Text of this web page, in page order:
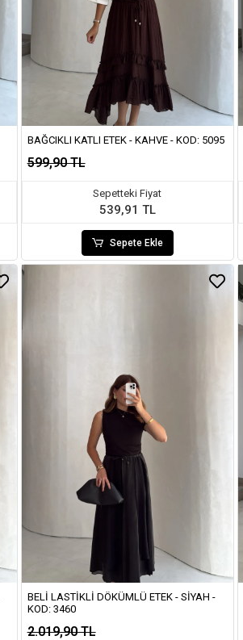
BAĞCIKLI KATLI ETEK - KAHVE - KOD: 5095
599,90 TL
Sepetteki Fiyat
539,91 TL
Sepete Ekle
BELI LASTIKLI DÖKÜMLÜ ETEK - SIYAH -
KOD: 3460
2.019,90 TL